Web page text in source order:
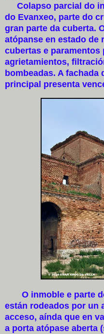
Colapso parcial do
do Evanxeo, parte do
gran parte da cuberta.
atópanse en estado de
cubertas e
agrietamientos,
bombeadas. A fachada
principal presenta
O inmoble e parte
están rodeados por un
acceso, aínda que en
a porta atópase aberta